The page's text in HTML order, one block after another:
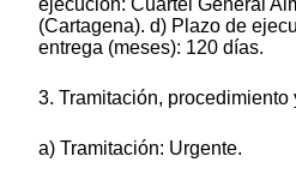
(Cartagena). d) Plazo de
entrega (meses): 120 días.
3. Tramitación,
a) Tramitación: Urgente.